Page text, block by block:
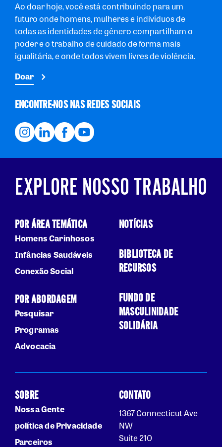
Ao doar hoje, você está contribuindo para um
futuro onde homens, mulheres e indivíduos de
todas as identidades de gênero compartilham o
poder e o trabalho de cuidado de forma mais
igualitária, e onde todos vivem livres de violência.
Doar
ENCONTRE-NOS NAS REDES SOCIAIS
EXPLORE NOSSO TRABALHO
POR ÁREA TEMÁTICA
Homens Carinhosos
Infâncias Saudáveis
Conexão Social
POR ABORDAGEM
Pesquisar
Programas
Advocacia
NOTÍCIAS
BIBLIOTECA DE
RECURSOS
FUNDO DE
MASCULINIDADE
SOLIDÁRIA
SOBRE
Nossa Gente
política de Privacidade
Parceiros
CONTATO
1367 Connecticut Ave
NW
Suíte 210